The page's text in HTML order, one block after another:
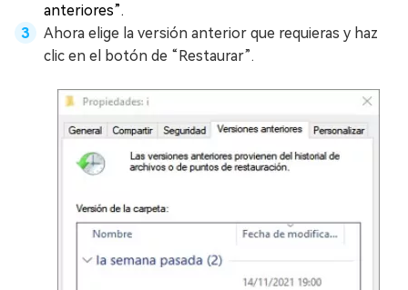
anteriores”.
Ahora elige la versión anterior que requieras y haz
clic en el botón de “Restaurar”.